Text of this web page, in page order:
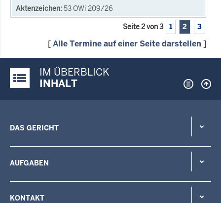
53 OWi 209/26
Seite 2 von 3 1 2 3
[Alle Termine auf einer Seite darstellen ]
Justiz-Portal im Überblick:
IM ÜBERBLICK
INHALT
DAS GERICHT
AUFGABEN
KONTAKT